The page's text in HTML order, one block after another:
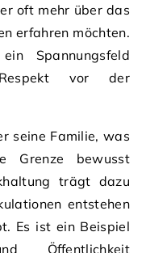
oft mehr über das
erfahren möchten.
Spannungsfeld
vor der
seine Familie, was
Grenze bewusst
trägt dazu
entstehen
Es ist ein Beispiel
Öffentlichkeit